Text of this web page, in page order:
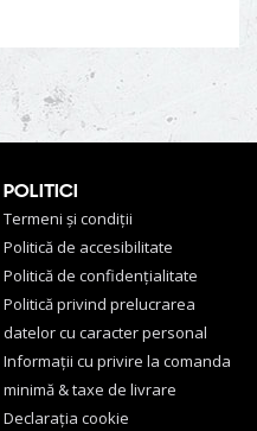
POLITICI
Termeni și condiții
Politică de accesibilitate
Politică de confidențialitate
Politică privind prelucrarea
datelor cu caracter personal
Informații cu privire la comanda
minimă & taxe de livrare
Declarația cookie